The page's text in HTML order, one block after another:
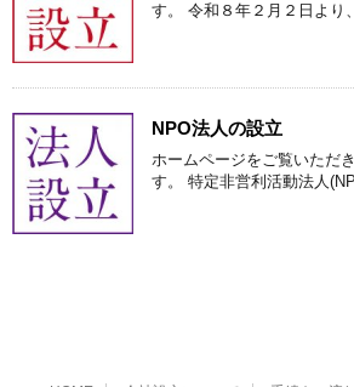
す。 令和８年２月２日より
NPO法人の設立
ホームページをご覧いただ
す。 特定非営利活動法人